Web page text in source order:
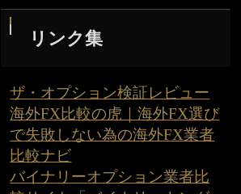
リンク集
ザ・オプション検証レビュー
海外FX比較の虎｜海外FX選び
で失敗しない為の海外FX業者
比較ナビ
バイナリーオプション業者比